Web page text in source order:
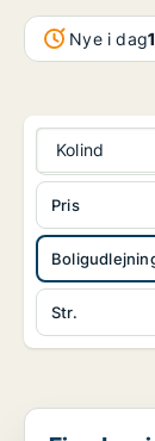
Nye i dag1
Kolind
Str.
Pris
Ejendom i Vejle